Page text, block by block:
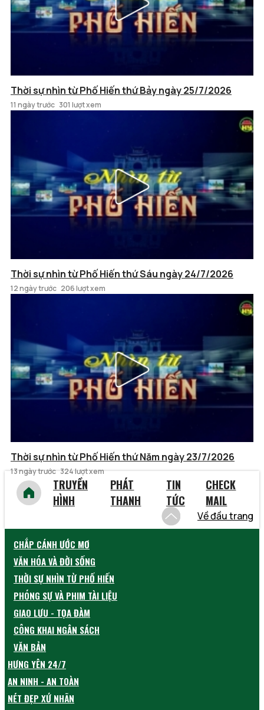
Thời sự nhìn từ Phố Hiến thứ Bảy ngày 25/7/2026
11 ngày trước 301 lượt xem
Thời sự nhìn từ Phố Hiến thứ Sáu ngày 24/7/2026
12 ngày trước 206 lượt xem
Thời sự nhìn từ Phố Hiến thứ Năm ngày 23/7/2026
13 ngày trước 324 lượt xem
TRUYỀN
HÌNH
PHÁT
THANH
TIN
TỨC
CHECK
MAIL
Về đầu trang
CHẮP CÁNH ƯỚC MƠ
VĂN HÓA VÀ ĐỜI SỐNG
THỜI SỰ NHÌN TỪ PHỐ HIẾN
PHÓNG SỰ VÀ PHIM TÀI LIỆU
GIAO LƯU - TỌA ĐÀM
CÔNG KHAI NGÂN SÁCH
VĂN BẢN
HƯNG YÊN 24/7
AN NINH - AN TOÀN
NÉT ĐẸP XỨ NHÃN